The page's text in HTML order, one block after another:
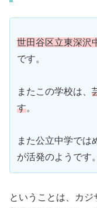
世田谷区立東深沢
です。
またこの学校は、
す。
また公立中学では
が活発のようです。
ということは、カ